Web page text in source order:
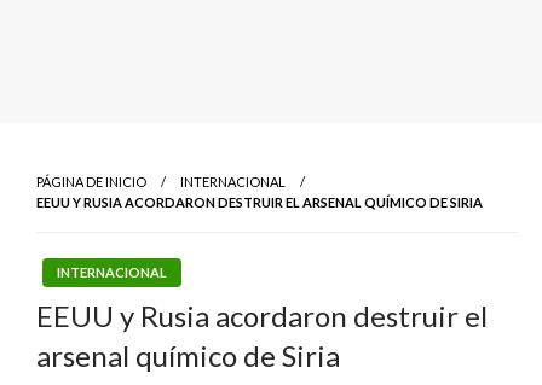
PÁGINA DE INICIO
INTERNACIONAL
EEUU Y RUSIA ACORDARON DESTRUIR EL ARSENAL QUÍMICO DE SIRIA
INTERNACIONAL
EEUU y Rusia acordaron destruir el
arsenal químico de Siria